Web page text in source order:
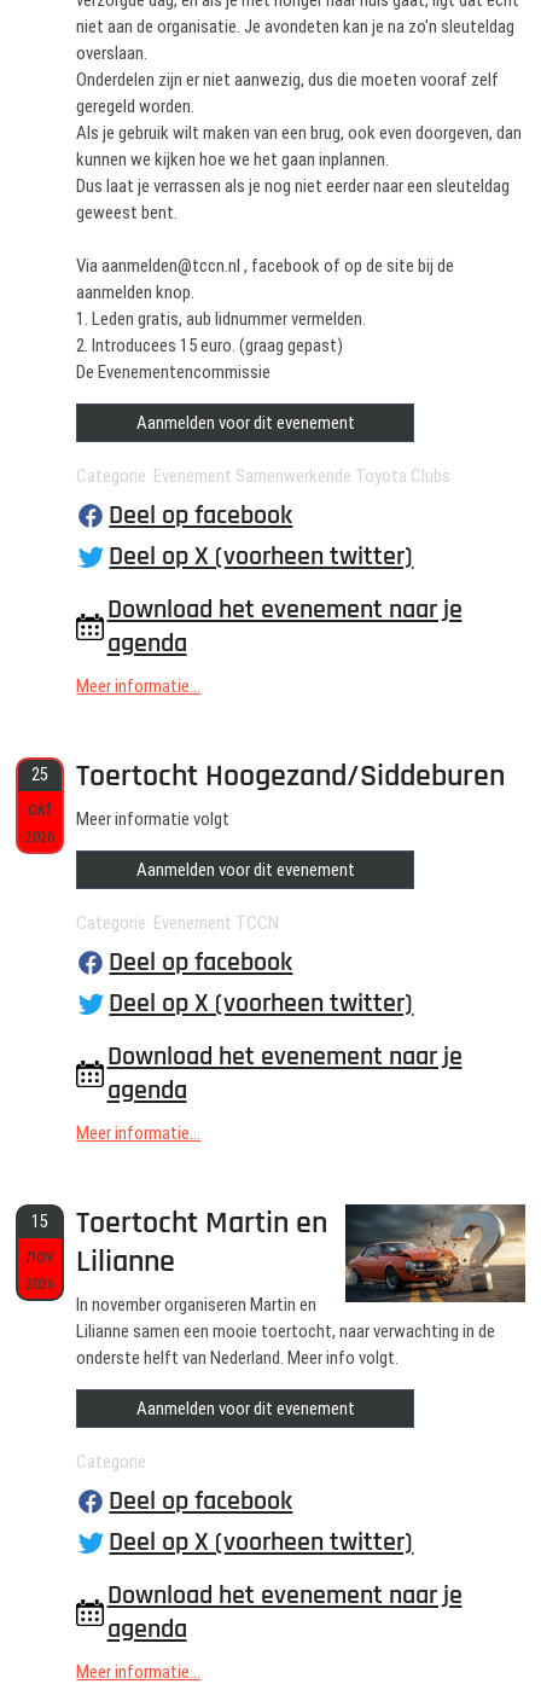
niet aan de organisatie. Je avondeten kan je na zo'n sleuteldag
overslaan.
Onderdelen zijn er niet aanwezig, dus die moeten vooraf zelf
geregeld worden.
Als je gebruik wilt maken van een brug, ook even doorgeven, dan
kunnen we kijken hoe we het gaan inplannen.
Dus laat je verrassen als je nog niet eerder naar een sleuteldag
geweest bent.
Via aanmelden@tccn.nl , facebook of op de site bij de
aanmelden knop.
1. Leden gratis, aub lidnummer vermelden.
2. Introducees 15 euro. (graag gepast)
De Evenementencommissie
Aanmelden voor dit evenement
Categorie Evenement Samenwerkende Toyota Clubs
Deel op facebook
Deel op X (voorheen twitter)
Download het evenement naar je
agenda
Meer informatie...
25
okt
2026
Toertocht Hoogezand/Siddeburen
Meer informatie volgt
Aanmelden voor dit evenement
Categorie Evenement TCCN
Deel op facebook
Deel op X (voorheen twitter)
Download het evenement naar je
agenda
Meer informatie...
15
nov
2026
Toertocht Martin en
Lilianne
In november organiseren Martin en
Lilianne samen een mooie toertocht, naar verwachting in de
onderste helft van Nederland. Meer info volgt.
Aanmelden voor dit evenement
Categorie
Deel op facebook
Deel op X (voorheen twitter)
Download het evenement naar je
agenda
Meer informatie...